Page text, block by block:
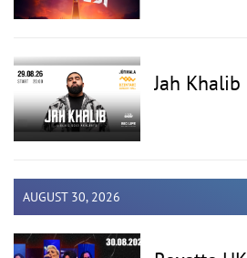
Jah Khalib
AUGUST 30, 2026